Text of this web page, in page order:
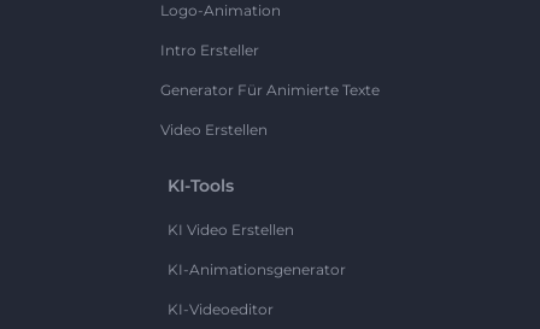
Logo-Animation
Intro Ersteller
Generator Für Animierte Texte
Video Erstellen
KI-Tools
KI Video Erstellen
KI-Animationsgenerator
KI-Videoeditor